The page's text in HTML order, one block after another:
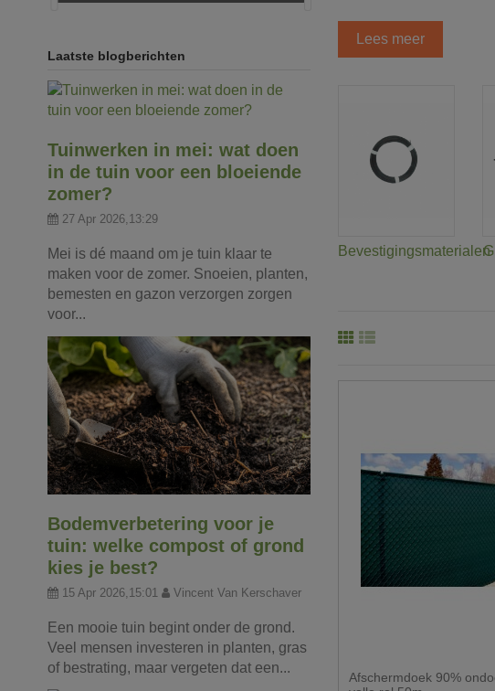
Lees meer
Bevestigingsmaterialen
Afschermdoek 90%
Laatste blogberichten
Tuinwerken in mei: wat doen
in de tuin voor een bloeiende
zomer?
27 Apr 2026,13:29
Mei is dé maand om je tuin klaar te
maken voor de zomer. Snoeien, planten,
bemesten en gazon verzorgen zorgen
voor...
Bodemverbetering voor je
tuin: welke compost of grond
kies je best?
15 Apr 2026,15:01 Vincent Van Kerschaver
Een mooie tuin begint onder de grond.
Veel mensen investeren in planten, gras
of bestrating, maar vergeten dat een...